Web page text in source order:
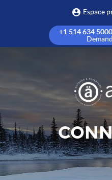
Espace
+1 514 634